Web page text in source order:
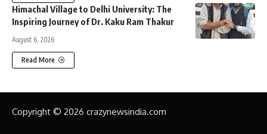
Himachal Village to Delhi University: The
Inspiring Journey of Dr. Kaku Ram Thakur
August 6, 2026
Read More
Copyright © 2026 crazynewsindia.com